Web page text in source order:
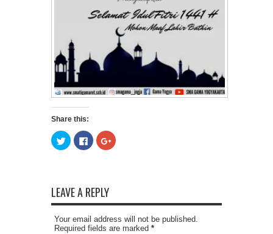
Share this:
Click
to
share
new
window)
Click
to
share
new
window)
Click
to
LEAVE A REPLY
Your email address will not be published.
Required fields are marked *